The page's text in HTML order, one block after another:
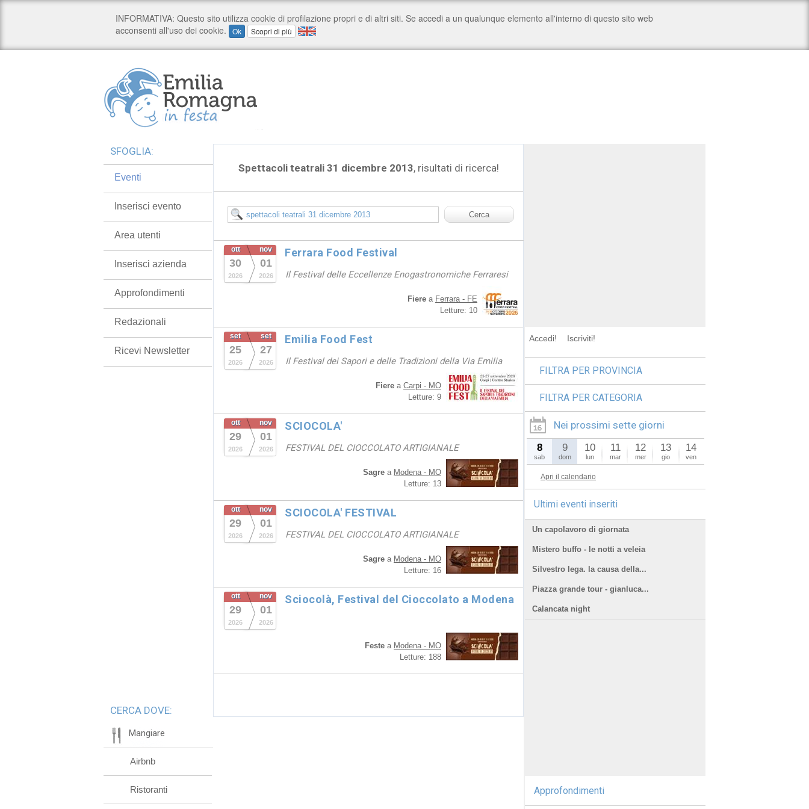
Spettacoli teatrali 31 dicembre 2013, risultati di ricerca!
ott
30
2026
nov
01
2026
Ferrara Food Festival
Il Festival delle Eccellenze Enogastronomiche Ferraresi
Fiere a Ferrara - FE
Letture: 10
set
25
2026
set
27
2026
Emilia Food Fest
Il Festival dei Sapori e delle Tradizioni della Via Emilia
Fiere a Carpi - MO
Letture: 9
ott
29
2026
nov
01
2026
SCIOCOLA'
FESTIVAL DEL CIOCCOLATO ARTIGIANALE
Sagre a Modena - MO
Letture: 13
ott
29
2026
nov
01
2026
SCIOCOLA' FESTIVAL
FESTIVAL DEL CIOCCOLATO ARTIGIANALE
Sagre a Modena - MO
Letture: 16
ott
29
2026
nov
01
2026
Sciocolà, Festival del Cioccolato a Modena
Feste a Modena - MO
Letture: 188
SFOGLIA:
Eventi
Inserisci evento
Area utenti
Inserisci azienda
Approfondimenti
Redazionali
Ricevi Newsletter
CERCA DOVE:
Mangiare
Airbnb
Ristoranti
Accedi! Iscriviti!
FILTRA PER PROVINCIA
FILTRA PER CATEGORIA
Nei prossimi sette giorni
8
sab
9
dom
10
lun
11
mar
12
mer
13
gio
14
ven
Apri il calendario
Ultimi eventi inseriti
Un capolavoro di giornata
Mistero buffo - le notti a veleia
Silvestro lega. la causa della...
Piazza grande tour - gianluca...
Calancata night
Approfondimenti